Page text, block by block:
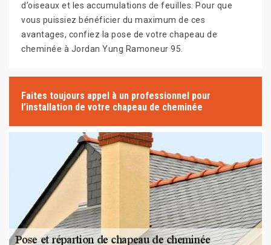
d’oiseaux et les accumulations de feuilles. Pour que
vous puissiez bénéficier du maximum de ces
avantages, confiez la pose de votre chapeau de
cheminée à Jordan Yung Ramoneur 95.
Faites toujours appel à un professionnel pour
l’installation de votre chapeau de cheminée